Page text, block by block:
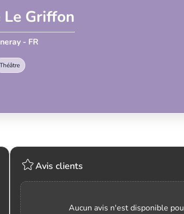
Griffon
- FR
Théâtre
Avis clients
Aucun avis n'est disponible